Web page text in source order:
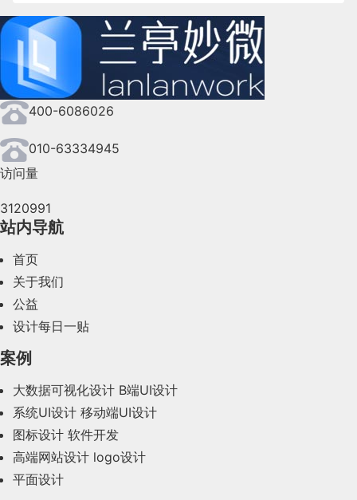
2024年9月(144)
2024年8月(164)
2024年7月(107)
2024年6月(63)
2024年4月(44)
2024年2月(58)
2023年10月(14)
2023年8月(88)
400-6086026
010-63334945
访问量
3120991
站内导航
首页
关于我们
公益
设计每日一贴
案例
大数据可视化设计 B端UI设计
系统UI设计 移动端UI设计
图标设计 软件开发
高端网站设计 logo设计
平面设计